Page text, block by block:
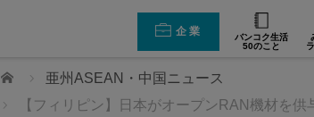
企業
バンコク生活
50のこと
ホーム
亜州ASEAN・中国ニュース
【フィリピン】日本がオープンRAN機材を